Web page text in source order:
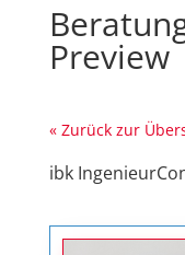
Preview
« Zurück zur
ibk